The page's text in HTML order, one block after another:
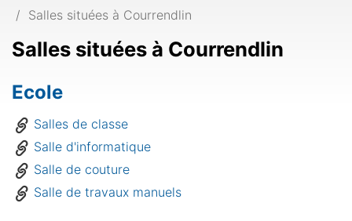
Salles situées à Courrendlin
Salles situées à Courrendlin
Ecole
Salles de classe
Salle d'informatique
Salle de couture
Salle de travaux manuels